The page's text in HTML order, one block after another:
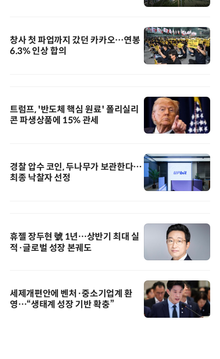
창사 첫 파업까지 갔던 카카오…연봉
6.3% 인상 합의
트럼프, '반도체 핵심 원료' 폴리실리
콘 파생상품에 15% 관세
경찰 압수 코인, 두나무가 보관한다…
최종 낙찰자 선정
휴젤 장두현 號 1년…상반기 최대 실
적·글로벌 성장 본궤도
세제개편안에 벤처·중소기업계 환
영…“생태계 성장 기반 확충”